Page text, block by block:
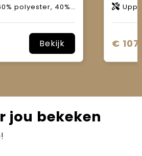
100% polyester. Outsole: 100% rubber; Midsole:100% EVA. Insole: EVA with single mesh.
Bekijk
Upper Mesh: 60%
€
jou bekeken